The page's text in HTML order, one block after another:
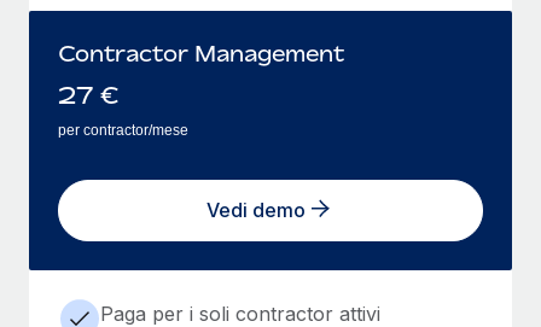
Contractor Management
27 €
per contractor/mese
Vedi demo
Paga per i soli contractor attivi